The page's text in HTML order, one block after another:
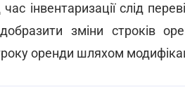
інвентаризації слід
зміни строків
оренди шляхом